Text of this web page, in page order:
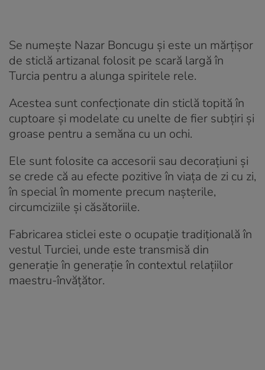
Se numește Nazar Boncugu și este un mărțișor
de sticlă artizanal folosit pe scară largă în
Turcia pentru a alunga spiritele rele.
Acestea sunt confecționate din sticlă topită în
cuptoare și modelate cu unelte de fier subțiri și
groase pentru a semăna cu un ochi.
Ele sunt folosite ca accesorii sau decorațiuni și
se crede că au efecte pozitive în viața de zi cu zi,
în special în momente precum nașterile,
circumciziile și căsătoriile.
Fabricarea sticlei este o ocupație tradițională în
vestul Turciei, unde este transmisă din
generație în generație în contextul relațiilor
maestru-învățător.